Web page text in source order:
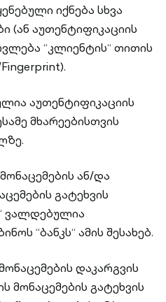
იქნება სხვა
(ან აუთენტიფიკაციის
“კლიენტის“ თითის
აუთენტიფიკაციის
მხარეებისთვის
ან/და
გატეხვის
ვალდებულია
“ბანკს“ ამის შესახებ.
დაკარგვის
გატეხვის